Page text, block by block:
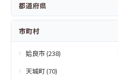
都道府県
市町村
姶良市 (238)
天城町 (70)